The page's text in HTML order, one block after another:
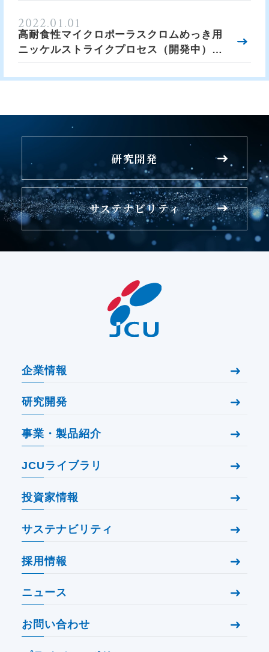
2022.01.01
高耐食性マイクロポーラスクロムめっき用
ニッケルストライクプロセス（開発中）
MP-NI 503L
研究開発
サステナビリティ
企業情報
研究開発
事業・製品紹介
JCUライブラリ
投資家情報
サステナビリティ
採用情報
ニュース
お問い合わせ